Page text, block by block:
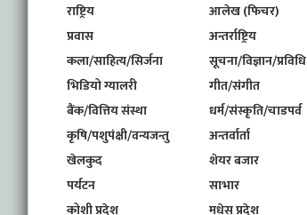
राष्ट्रिय
आलेख (फिचर)
प्रवास
अन्तर्राष्ट्रिय
कला/साहित्य/सिर्जना
सूचना/विज्ञान/प्रविधि
भिडियो ग्यालरी
गीत/संगीत
बैंक/वित्तिय संस्था
धर्म/संस्कृति/चाडपर्व
कृषि/पशुपंक्षी/वन्यजन्तु
अन्तर्वार्ता
खेलकुद
शेयर बजार
पर्यटन
साभार
कोशी प्रदेश
मधेस प्रदेश